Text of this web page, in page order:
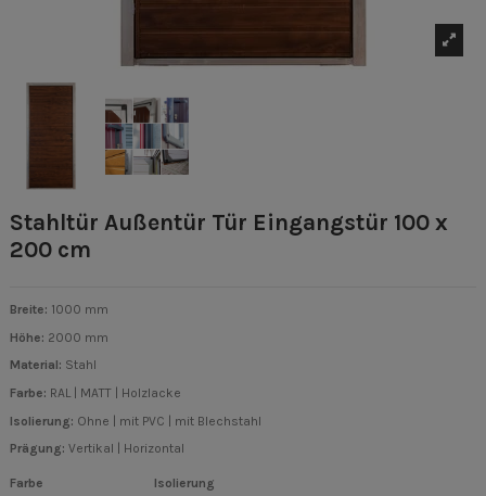
Stahltür Außentür Tür Eingangstür 100 x
200 cm
Breite: 1000 mm
Höhe: 2000 mm
Material: Stahl
Farbe: RAL | MATT | Holzlacke
Isolierung: Ohne | mit PVC | mit Blechstahl
Prägung: Vertikal | Horizontal
Farbe Isolierung